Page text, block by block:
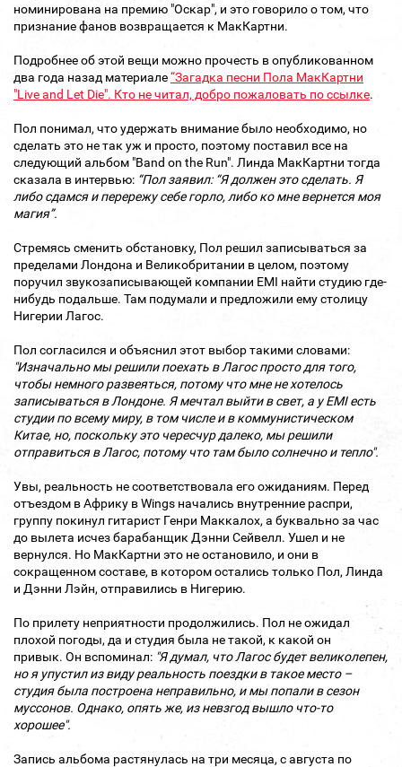
номинирована на премию "Оскар", и это говорило о том, что
признание фанов возвращается к МакКартни.
Подробнее об этой вещи можно прочесть в опубликованном
два года назад материале“Загадка песни Пола МакКартни
"Live and Let Die". Кто не читал, добро пожаловать по ссылке.
Пол понимал, что удержать внимание было необходимо, но
сделать это не так уж и просто, поэтому поставил все на
следующий альбом "Band on the Run". Линда МакКартни тогда
сказала в интервью: “Пол заявил: “Я должен это сделать. Я
либо сдамся и перережу себе горло, либо ко мне вернется моя
магия”.
Стремясь сменить обстановку, Пол решил записываться за
пределами Лондона и Великобритании в целом, поэтому
поручил звукозаписывающей компании EMI найти студию где-
нибудь подальше. Там подумали и предложили ему столицу
Нигерии Лагос.
Пол согласился и объяснил этот выбор такими словами:
"Изначально мы решили поехать в Лагос просто для того,
чтобы немного развеяться, потому что мне не хотелось
записываться в Лондоне. Я мечтал выйти в свет, а у EMI есть
студии по всему миру, в том числе и в коммунистическом
Китае, но, поскольку это чересчур далеко, мы решили
отправиться в Лагос, потому что там было солнечно и тепло".
Увы, реальность не соответствовала его ожиданиям. Перед
отъездом в Африку в Wings начались внутренние распри,
группу покинул гитарист Генри Маккалох, а буквально за час
до вылета исчез барабанщик Дэнни Сейвелл. Ушел и не
вернулся. Но МакКартни это не остановило, и они в
сокращенном составе, в котором остались только Пол, Линда
и Дэнни Лэйн, отправились в Нигерию.
По прилету неприятности продолжились. Пол не ожидал
плохой погоды, да и студия была не такой, к какой он
привык. Он вспоминал: "Я думал, что Лагос будет великолепен,
но я упустил из виду реальность поездки в такое место –
студия была построена неправильно, и мы попали в сезон
муссонов. Однако, опять же, из невзгод вышло что-то
хорошее".
Запись альбома растянулась на три месяца, с августа по